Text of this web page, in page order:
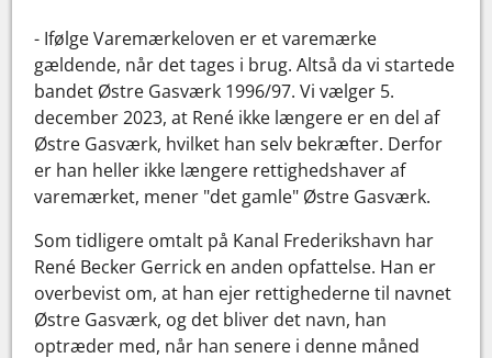
- Ifølge Varemærkeloven er et varemærke
gældende, når det tages i brug. Altså da vi startede
bandet Østre Gasværk 1996/97. Vi vælger 5.
december 2023, at René ikke længere er en del af
Østre Gasværk, hvilket han selv bekræfter. Derfor
er han heller ikke længere rettighedshaver af
varemærket, mener "det gamle" Østre Gasværk.
Som tidligere omtalt på Kanal Frederikshavn har
René Becker Gerrick en anden opfattelse. Han er
overbevist om, at han ejer rettighederne til navnet
Østre Gasværk, og det bliver det navn, han
optræder med, når han senere i denne måned